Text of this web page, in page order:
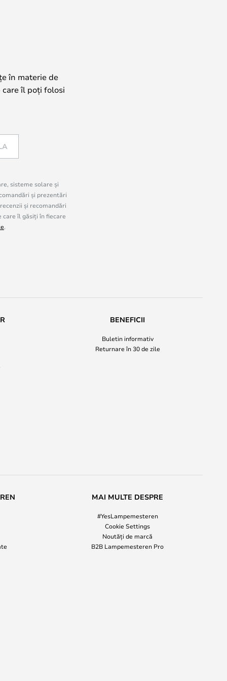
în materie de
îl poți folosi
sisteme solare și
și prezentări
și recomandări
care îl găsiți în fiecare
.
BENEFICII
Buletin informativ
Returnare în 30 de zile
MAI MULTE DESPRE
#YesLampemesteren
Cookie Settings
Noutăți de marcă
B2B Lampemesteren Pro